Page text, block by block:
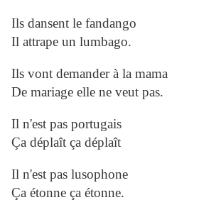
Ils dansent le fandango
Il attrape un lumbago.
Ils vont demander à la mama
De mariage elle ne veut pas.
Il n'est pas portugais
Ça déplaît ça déplaît
Il n'est pas lusophone
Ça étonne ça étonne.